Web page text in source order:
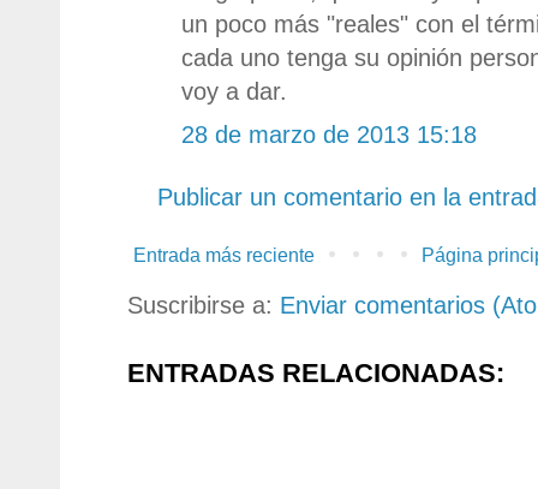
un poco más "reales" con el
cada uno tenga su opinión
voy a dar.
28 de marzo de 2013 15:18
Publicar un comentario en la
Entrada más reciente Página
Suscribirse a: Enviar comentarios
ENTRADAS RELACIONADAS: